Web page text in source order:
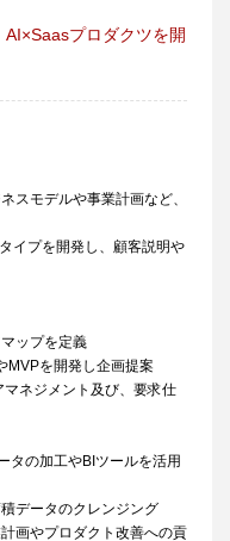
プロダクツを開
スモデルや事業計画など、
イプを開発し、顧客説明や
ップを定義
を開発し企画提案
ネジメント及び、要求仕
タの加工やBIツールを活用
データのクレンジング
画やプロダクト改善への貢